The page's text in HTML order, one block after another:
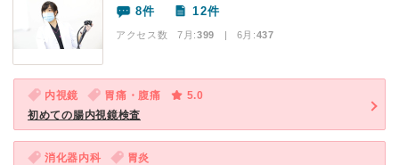
8件 12件
アクセス数 7月:399 | 6月:437
内視鏡 胃痛・腹痛
5.0
初めての腸内視鏡検査
消化器内科
胃炎